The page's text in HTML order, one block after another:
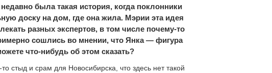
была такая история, когда поклонники
доску на дом, где она жила. Мэрии эта идея
разных экспертов, в том числе почему-то
сошлись во мнении, что Янка — фигура
что-нибудь об этом сказать?
стыд и срам для Новосибирска, что здесь нет такой